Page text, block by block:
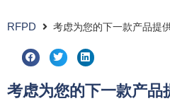
RFPD 考虑为您的下一款产品提
考虑为您的下一款产品